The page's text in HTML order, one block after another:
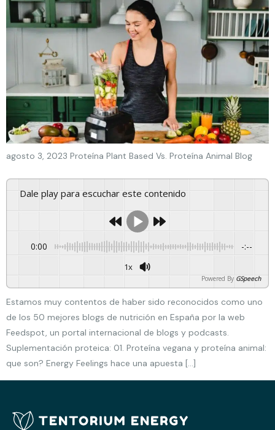
agosto 3, 2023 Proteína Plant Based Vs. Proteína Animal Blog
Dale play para escuchar este contenido
0:00 -:--
1x
Powered By GSpeech
Estamos muy contentos de haber sido reconocidos como uno
de los 50 mejores blogs de nutrición en España por la web
Feedspot, un portal internacional de blogs y podcasts.
Suplementación proteica: 01. Proteína vegana y proteína animal:
que son? Energy Feelings hace una apuesta […]